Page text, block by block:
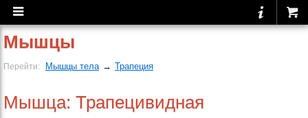
Мышцы
Перейти: Мышцы тела → Трапеция
Мышца: Трапецивидная